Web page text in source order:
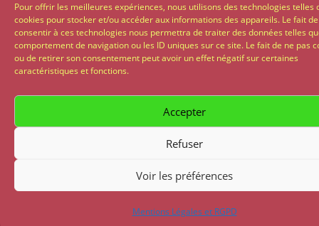
Pour offrir les meilleures expériences, nous utilisons des technologies telles
cookies pour stocker et/ou accéder aux informations des appareils. Le fait de
consentir à ces technologies nous permettra de traiter des données telles
comportement de navigation ou les ID uniques sur ce site. Le fait de ne pas
ou de retirer son consentement peut avoir un effet négatif sur certaines
caractéristiques et fonctions.
Accepter
Refuser
Voir les préférences
Mentions Légales et RGPD